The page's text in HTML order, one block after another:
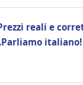
reali e
italiano!